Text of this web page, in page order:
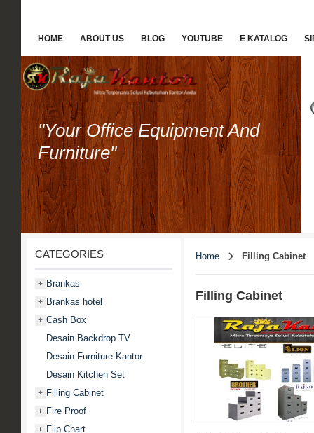
HOME ABOUT US BLOG YOUTUBE E KATALOG
"Your Office Equipment And
Furniture"
CATEGORIES
+ Brankas
+ Brankas hotel
+ Cash Box
Desain Backdrop TV
Desain Furniture Kantor
Desain Kitchen Set
+ Filling Cabinet
+ Fire Proof
+ Flip Chart
Home Filling Cabinet
Filling Cabinet